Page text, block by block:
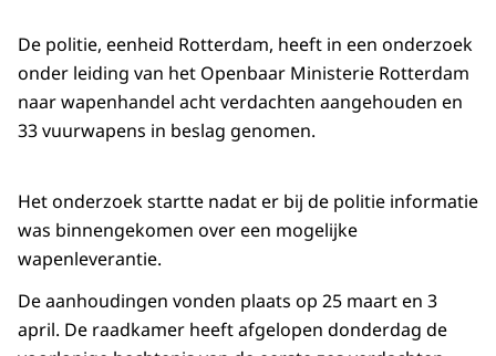
De politie, eenheid Rotterdam, heeft in een onderzoek
onder leiding van het Openbaar Ministerie Rotterdam
naar wapenhandel acht verdachten aangehouden en
33 vuurwapens in beslag genomen.
Het onderzoek startte nadat er bij de politie informatie
was binnengekomen over een mogelijke
wapenleverantie.
De aanhoudingen vonden plaats op 25 maart en 3
april. De raadkamer heeft afgelopen donderdag de